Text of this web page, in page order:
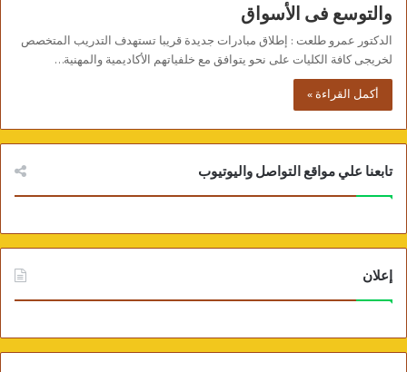
والتوسع فى الأسواق
الدكتور عمرو طلعت : إطلاق مبادرات جديدة قريبا تستهدف التدريب المتخصص
لخريجى كافة الكليات على نحو يتوافق مع خلفياتهم الأكاديمية والمهنية…
أكمل القراءة »
تابعنا علي مواقع التواصل واليوتيوب
إعلان